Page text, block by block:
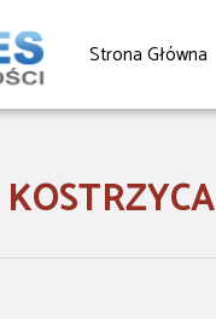
Strona Główna